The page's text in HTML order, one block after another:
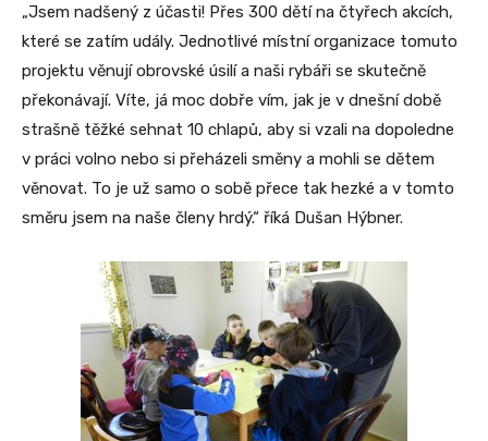
„Jsem nadšený z účasti! Přes 300 dětí na čtyřech akcích,
které se zatím udály. Jednotlivé místní organizace tomuto
projektu věnují obrovské úsilí a naši rybáři se skutečně
překonávají. Víte, já moc dobře vím, jak je v dnešní době
strašně těžké sehnat 10 chlapů, aby si vzali na dopoledne
v práci volno nebo si přeházeli směny a mohli se dětem
věnovat. To je už samo o sobě přece tak hezké a v tomto
směru jsem na naše členy hrdý.“ říká Dušan Hýbner.